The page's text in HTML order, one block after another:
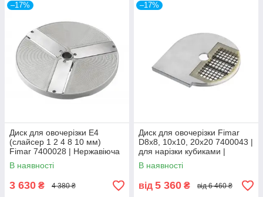
–17%
Диск для овочерізки E4
(слайсер 1 2 4 8 10 мм)
Fimar 7400028 | Нержавіюча
сталь | Діаметр 205 мм
В наявності
3 630 ₴ 4 380 ₴
–17%
Диск для овочерізки Fimar
D8x8, 10x10, 20x20 7400043 |
для нарізки кубиками |
нержавіюча сталь
В наявності
від 5 360 ₴ від 6 460 ₴